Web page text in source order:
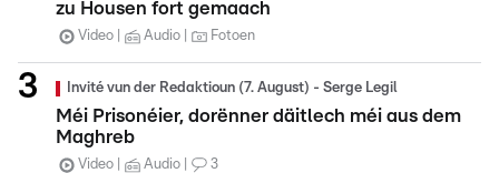
zu Housen fort gemaach
Video Audio Fotoen
Invité vun der Redaktioun (7. August) - Serge Legil
Méi Prisonéier, dorënner däitlech méi aus dem
Maghreb
Video Audio 3